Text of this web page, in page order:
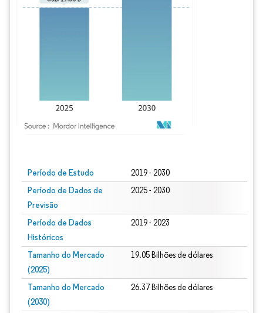
Período de Estudo 2019 - 2030
Período de Dados de
Previsão
2025 - 2030
Período de Dados
Históricos
2019 - 2023
Tamanho do Mercado
(2025)
19.05 Bilhões de dólares
Tamanho do Mercado
(2030)
26.37 Bilhões de dólares